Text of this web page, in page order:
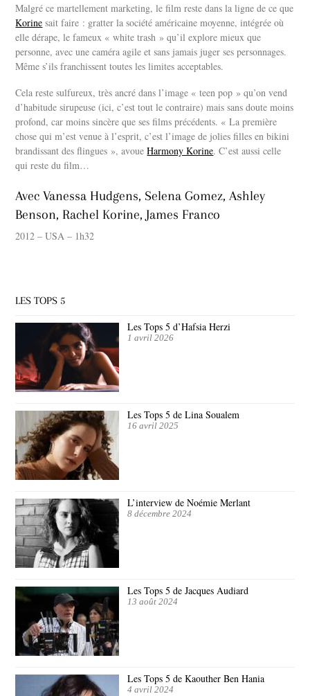
Malgré ce martellement marketing, le film reste dans la ligne de ce que
Korine sait faire : gratter la société américaine moyenne, intégrée où
elle dérape, le fameux « white trash » qu’il explore mieux que
personne, avec une caméra agile et sans jamais juger ses personnages.
Même s’ils franchissent toutes les limites acceptables.
Cela reste sulfureux, très ancré dans l’image « teen pop » qu’on vend
d’habitude sirupeuse (ici, c’est tout le contraire) mais sans doute moins
profond, car moins sincère que ses films précédents. « La première
chose qui m’est venue à l’esprit, c’est l’image de jolies filles en bikini
brandissant des flingues », avoueHarmony Korine. C’est aussi celle
qui reste du film…
Avec Vanessa Hudgens, Selena Gomez, Ashley
Benson, Rachel Korine, James Franco
2012 – USA – 1h32
LES TOPS 5
Les Tops 5 d’Hafsia Herzi
1 avril 2026
Les Tops 5 de Lina Soualem
16 avril 2025
L’interview de Noémie Merlant
8 décembre 2024
Les Tops 5 de Jacques Audiard
13 août 2024
Les Tops 5 de Kaouther Ben Hania
4 avril 2024